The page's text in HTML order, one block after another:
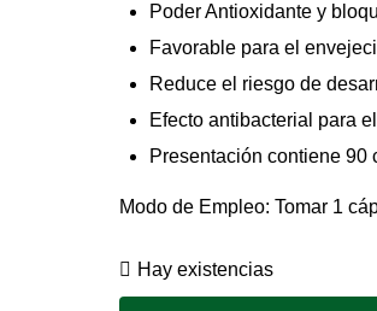
Poder Antioxidante y
Favorable para el
Reduce el riesgo de
Efecto antibacterial para
Presentación contiene 90
Modo de Empleo: Tomar 1
Hay existencias